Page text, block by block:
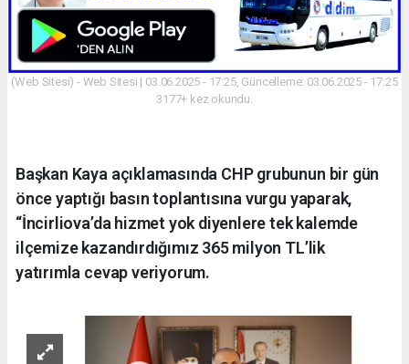
(Web Sitesi) - Web Sitesi | 03.06.2025 - 17:25, Güncelleme: 03.06.2025 - 17:25
3177+ kez okundu.
Başkan Kaya açıklamasında CHP grubunun bir gün
önce yaptığı basın toplantısına vurgu yaparak,
“İncirliova’da hizmet yok diyenlere tek kalemde
ilçemize kazandırdığımız 365 milyon TL’lik
yatırımla cevap veriyorum.